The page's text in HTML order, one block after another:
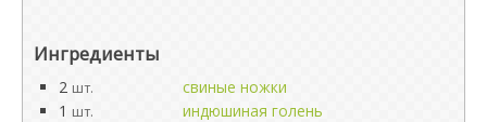
Ингредиенты
2 шт.
свиные ножки
1 шт.
индюшиная голень